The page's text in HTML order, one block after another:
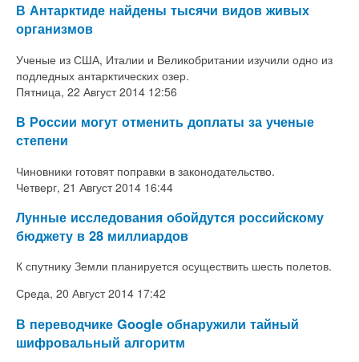
В Антарктиде найдены тысячи видов живых
организмов
Ученые из США, Италии и Великобритании изучили одно из
подледных антарктических озер.
Пятница, 22 Август 2014 12:56
В России могут отменить доплаты за ученые
степени
Чиновники готовят поправки в законодательство.
Четверг, 21 Август 2014 16:44
Лунные исследования обойдутся российскому
бюджету в 28 миллиардов
К спутнику Земли планируется осуществить шесть полетов.
Среда, 20 Август 2014 17:42
В переводчике Google обнаружили тайный
шифровальный алгоритм